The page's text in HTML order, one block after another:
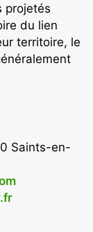
projetés
du lien
territoire, le
Saints-en-